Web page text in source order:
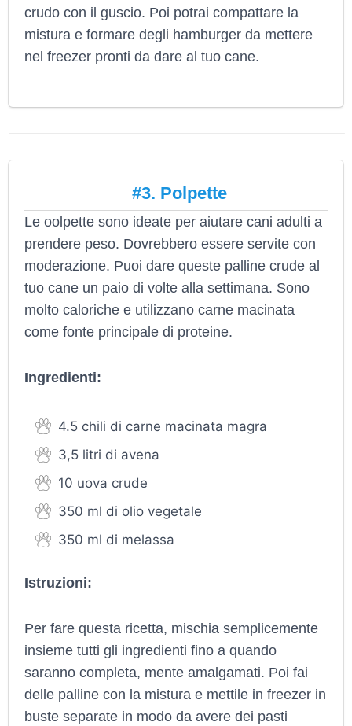
crudo con il guscio. Poi potrai compattare la
mistura e formare degli hamburger da mettere
nel freezer pronti da dare al tuo cane.
#3. Polpette
Le oolpette sono ideate per aiutare cani adulti a
prendere peso. Dovrebbero essere servite con
moderazione. Puoi dare queste palline crude al
tuo cane un paio di volte alla settimana. Sono
molto caloriche e utilizzano carne macinata
come fonte principale di proteine.
Ingredienti:
4.5 chili di carne macinata magra
3,5 litri di avena
10 uova crude
350 ml di olio vegetale
350 ml di melassa
Istruzioni:
Per fare questa ricetta, mischia semplicemente
insieme tutti gli ingredienti fino a quando
saranno completa, mente amalgamati. Poi fai
delle palline con la mistura e mettile in freezer in
buste separate in modo da avere dei pasti